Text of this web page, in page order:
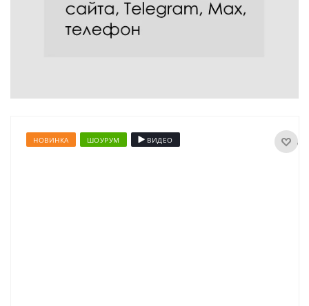
НОВИНКА ШОУРУМ ВИДЕО